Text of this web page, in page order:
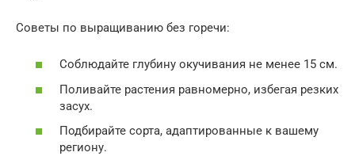
Советы по выращиванию без горечи:
Соблюдайте глубину окучивания не менее 15 см.
Поливайте растения равномерно, избегая резких
засух.
Подбирайте сорта, адаптированные к вашему
региону.